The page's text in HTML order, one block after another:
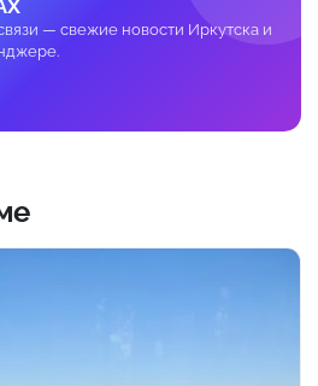
— свежие новости Иркутска и